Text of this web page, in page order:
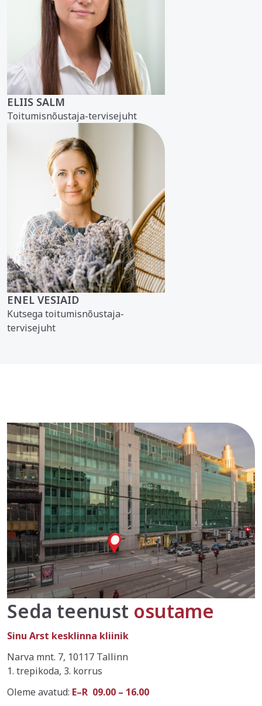
ELIIS SALM
Toitumisnõustaja-tervisejuht
ENEL VESIAID
Kutsega toitumisnõustaja-
tervisejuht
Seda teenust osutame
Sinu Arst kesklinna kliinik
Narva mnt. 7, 10117 Tallinn
1. trepikoda, 3. korrus
Oleme avatud: E–R 09.00 – 16.00